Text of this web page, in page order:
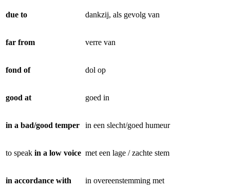
due to dankzij, als gevolg van
far from verre van
fond of dol op
good at goed in
in a bad/good temper in een slecht/goed humeur
to speak in a low voice met een lage / zachte stem
in accordance with in overeenstemming met